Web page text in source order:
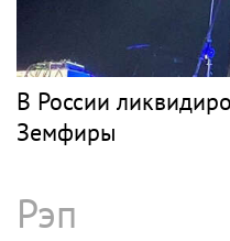
В России
Земфиры
Рэп